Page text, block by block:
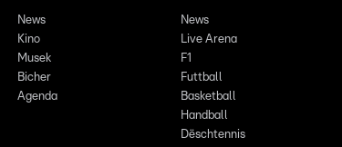
News
Kino
Musek
Bicher
Agenda
News
Live Arena
F1
Futtball
Basketball
Handball
Dëschtennis